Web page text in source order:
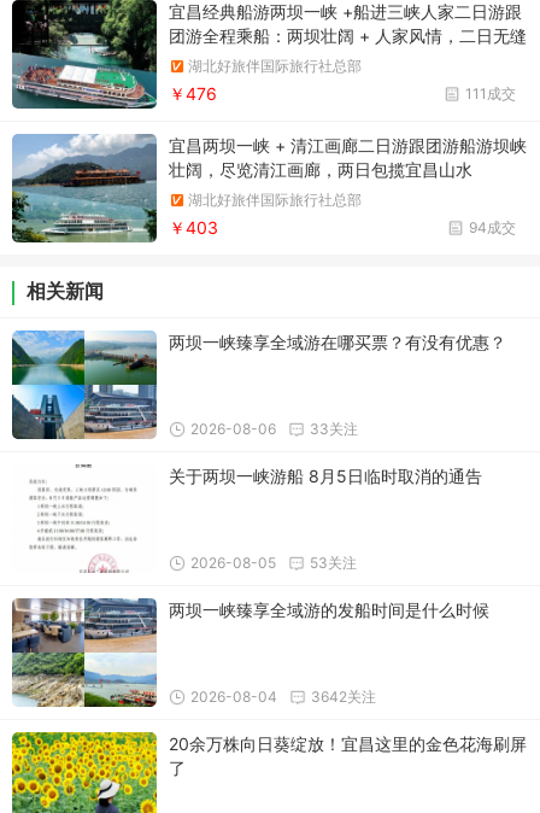
宜昌经典船游两坝一峡 +船进三峡人家二日游跟
团游全程乘船：两坝壮阔 + 人家风情，二日无缝
漫游湖北好旅伴国际旅行社总部
111成交
￥476
宜昌两坝一峡 + 清江画廊二日游跟团游船游坝峡
壮阔，尽览清江画廊，两日包揽宜昌山水
湖北好旅伴国际旅行社总部
94成交
￥403
相关新闻
两坝一峡臻享全域游在哪买票？有没有优惠？
33关注
2026-08-06
关于两坝一峡游船 8月5日临时取消的通告
53关注
2026-08-05
两坝一峡臻享全域游的发船时间是什么时候
3642关注
2026-08-04
20余万株向日葵绽放！宜昌这里的金色花海刷屏
了